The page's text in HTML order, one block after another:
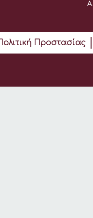
Πολιτική Προστασίας